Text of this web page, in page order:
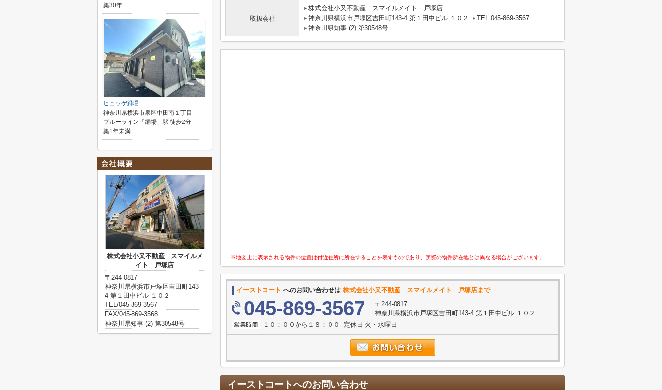
取扱会社
株式会社小又不動産 スマイルメイト 戸塚店
神奈川県横浜市戸塚区吉田町143-4 第１田中ビル １０２
TEL:045-869-3567
神奈川県知事 (2) 第30548号
※地図上に表示される物件の位置は付近住所に所在することを表すものであり、実際の物件所在地とは異なる場合がございます。
イーストコート へのお問い合わせは 株式会社小又不動産 スマイルメイト 戸塚店まで
045-869-3567
〒244-0817
神奈川県横浜市戸塚区吉田町143-4 第１田中ビル １０２
１０：００から１８：００ 定休日:火・水曜日
イーストコートへのお問い合わせ
築30年
ヒュッゲ踊場
神奈川県横浜市泉区中田南１丁目
ブルーライン「踊場」駅 徒歩2分
築1年未満
株式会社小又不動産 スマイルメ
イト 戸塚店
〒244-0817
神奈川県横浜市戸塚区吉田町143-
4 第１田中ビル １０２
TEL/045-869-3567
FAX/045-869-3568
神奈川県知事 (2) 第30548号